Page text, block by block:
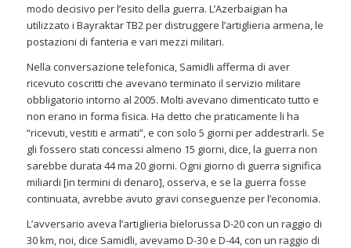
modo decisivo per l’esito della guerra. L’Azerbaigian ha
utilizzato i Bayraktar TB2 per distruggere l’artiglieria armena, le
postazioni di fanteria e vari mezzi militari.
Nella conversazione telefonica, Samidli afferma di aver
ricevuto coscritti che avevano terminato il servizio militare
obbligatorio intorno al 2005. Molti avevano dimenticato tutto e
non erano in forma fisica. Ha detto che praticamente li ha
“ricevuti, vestiti e armati”, e con solo 5 giorni per addestrarli. Se
gli fossero stati concessi almeno 15 giorni, dice, la guerra non
sarebbe durata 44 ma 20 giorni. Ogni giorno di guerra significa
miliardi [in termini di denaro], osserva, e se la guerra fosse
continuata, avrebbe avuto gravi conseguenze per l’economia.
L’avversario aveva l’artiglieria bielorussa D-20 con un raggio di
30 km, noi, dice Samidli, avevamo D-30 e D-44, con un raggio di